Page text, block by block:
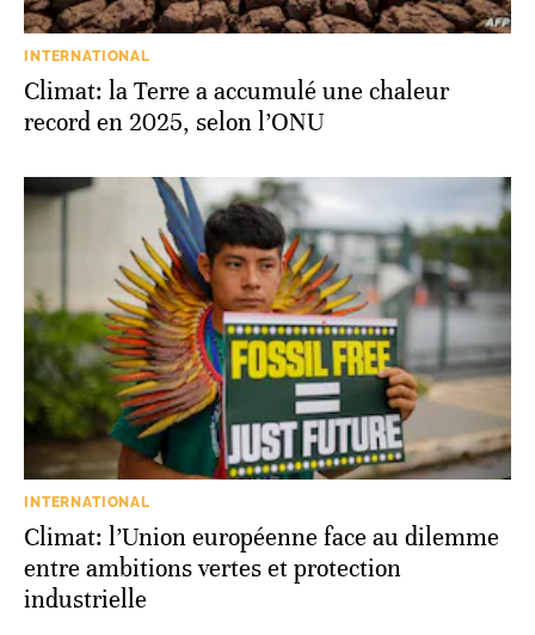
INTERNATIONAL
Climat: la Terre a accumulé une chaleur
record en 2025, selon l’ONU
INTERNATIONAL
Climat: l’Union européenne face au dilemme
entre ambitions vertes et protection
industrielle